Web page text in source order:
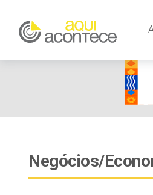
Negócios/